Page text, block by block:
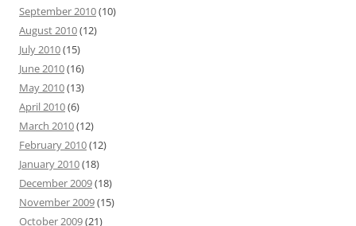
September 2010(10)
August 2010(12)
July 2010(15)
June 2010(16)
May 2010(13)
April 2010(6)
March 2010(12)
February 2010(12)
January 2010(18)
December 2009(18)
November 2009(15)
October 2009(21)